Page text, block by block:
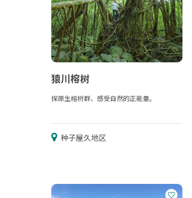
猿川榕树
探原生榕树群、感受自然的正能量。
种子屋久地区